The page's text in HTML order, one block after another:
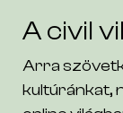
A civil
Arra
kultúránkat,